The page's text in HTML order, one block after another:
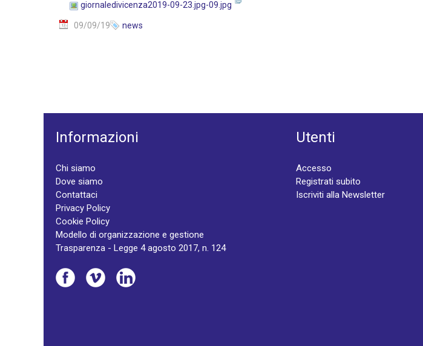
giornaledivicenza2019-09-23.jpg-09.jpg
09/09/19 news
Informazioni
Chi siamo
Dove siamo
Contattaci
Privacy Policy
Cookie Policy
Modello di organizzazione e gestione
Trasparenza - Legge 4 agosto 2017, n. 124
Utenti
Accesso
Registrati subito
Iscriviti alla Newsletter